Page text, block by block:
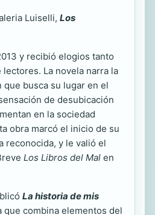
Luiselli, Los
y recibió elogios tanto
La novela narra la
busca su lugar en el
de desubicación
en la sociedad
obra marcó el inicio de su
reconocida, y le valió el
Los Libros del Mal en
La historia de mis
que combina elementos del